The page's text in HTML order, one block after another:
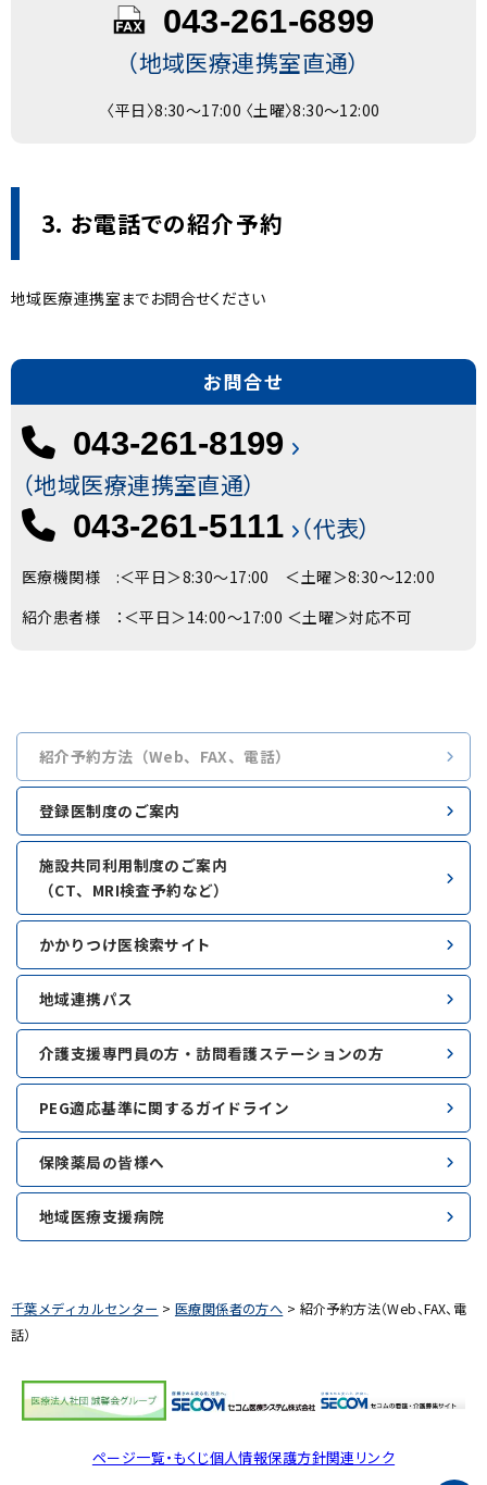
043-261-6899
（地域医療連携室直通）
〈平日〉8:30～17:00 〈土曜〉8:30～12:00
3. お電話での紹介予約
地域医療連携室までお問合せください
お問合せ
043-261-8199
（地域医療連携室直通）
043-261-5111 （代表）
医療機関様 :＜平日＞8:30～17:00 ＜土曜＞8:30～12:00
紹介患者様 ：＜平日＞14:00～17:00 ＜土曜＞対応不可
紹介予約方法（Web、FAX、電話）
登録医制度のご案内
施設共同利用制度のご案内
（CT、MRI検査予約など）
かかりつけ医検索サイト
地域連携パス
介護支援専門員の方・訪問看護ステーションの方
PEG適応基準に関するガイドライン
保険薬局の皆様へ
地域医療支援病院
千葉メディカルセンター > 医療関係者の方へ > 紹介予約方法（Web、FAX、電
話）
ページ一覧・もくじ個人情報保護方針関連リンク